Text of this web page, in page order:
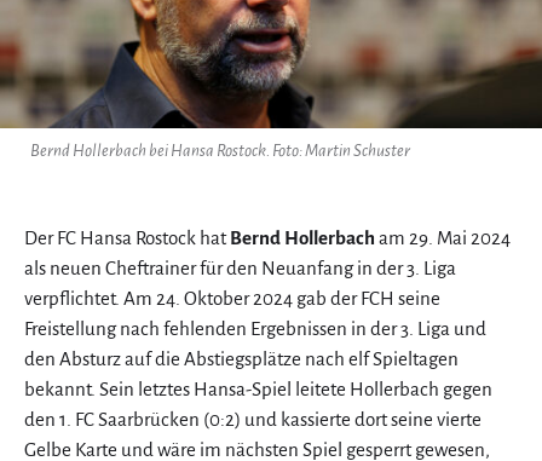
Bernd Hollerbach bei Hansa Rostock. Foto: Martin Schuster
Der FC Hansa Rostock hatBernd Hollerbach am 29. Mai 2024
als neuen Cheftrainer für den Neuanfang in der 3. Liga
verpflichtet. Am 24. Oktober 2024 gab der FCH seine
Freistellung nach fehlenden Ergebnissen in der 3. Liga und
den Absturz auf die Abstiegsplätze nach elf Spieltagen
bekannt. Sein letztes Hansa-Spiel leitete Hollerbach gegen
den 1. FC Saarbrücken (0:2) und kassierte dort seine vierte
Gelbe Karte und wäre im nächsten Spiel gesperrt gewesen,